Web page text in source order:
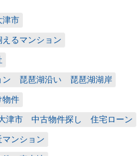
市
るマンション
琵琶湖沿い 琵琶湖湖岸
件
津市 中古物件探し 住宅ローン
ンション